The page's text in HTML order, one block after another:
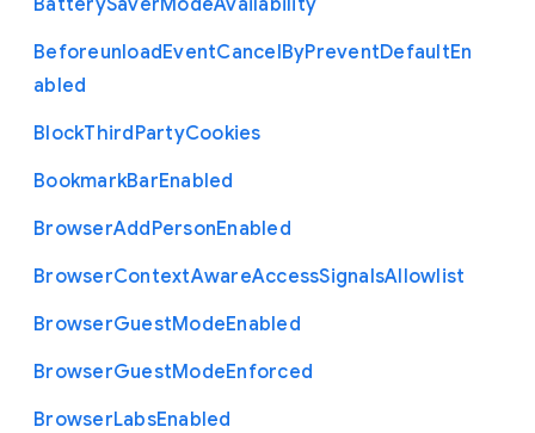
BatterySaverModeAvailability
BeforeunloadEventCancelByPreventDefaultEn
abled
BlockThirdPartyCookies
BookmarkBarEnabled
BrowserAddPersonEnabled
BrowserContextAwareAccessSignalsAllowlist
BrowserGuestModeEnabled
BrowserGuestModeEnforced
BrowserLabsEnabled